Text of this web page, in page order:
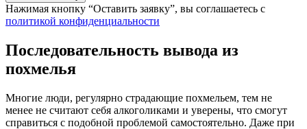
Нажимая кнопку “Оставить заявку”, вы соглашаетесь с
политикой конфиденциальности
Последовательность вывода из
похмелья
Многие люди, регулярно страдающие похмельем, тем не
менее не считают себя алкоголиками и уверены, что смогут
справиться с подобной проблемой самостоятельно. Даже при